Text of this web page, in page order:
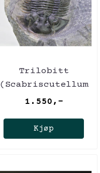
Trilobitt
(Scabriscutellum
furciferum)
1.550,-
Kjøp